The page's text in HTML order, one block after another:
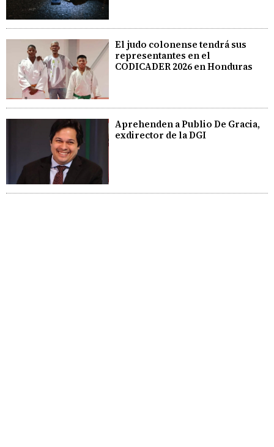
El judo colonense tendrá sus
representantes en el
CODICADER 2026 en Honduras
Aprehenden a Publio De Gracia,
exdirector de la DGI